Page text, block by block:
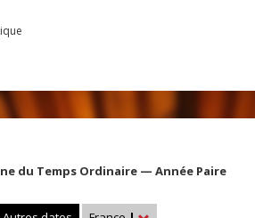
du Temps Ordinaire — Année Paire